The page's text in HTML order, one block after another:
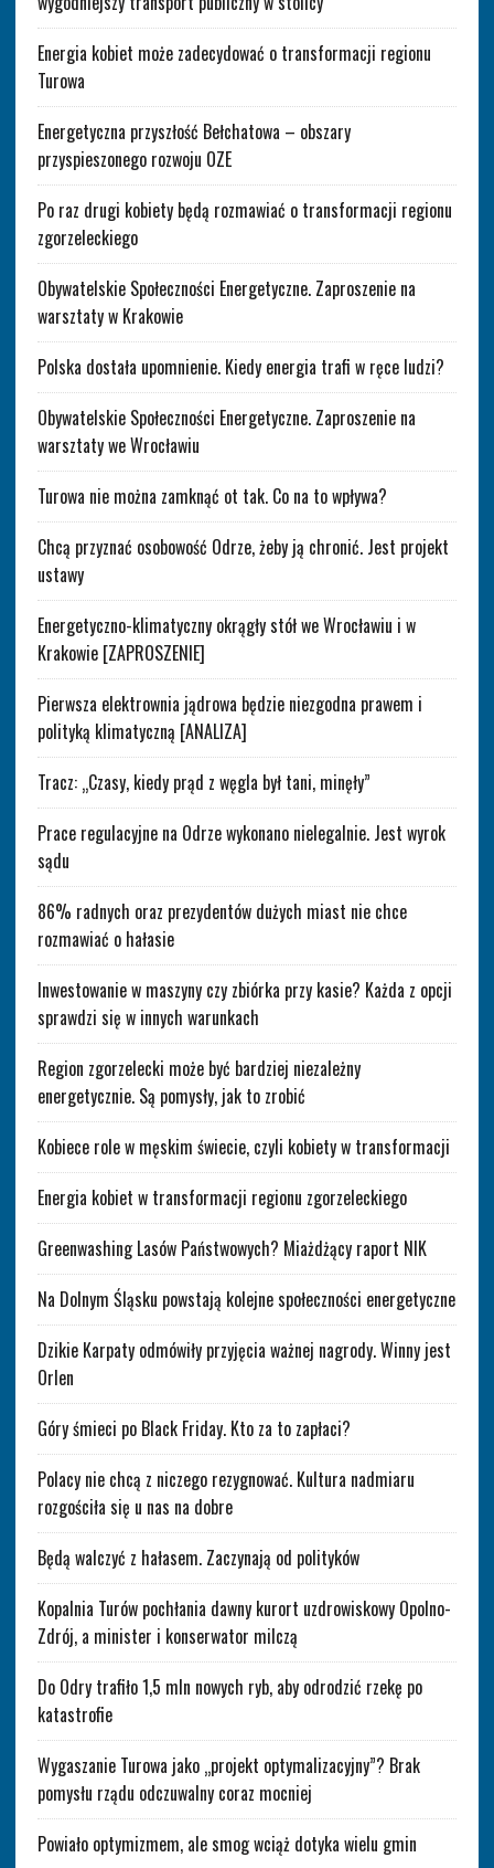
Energia kobiet może zadecydować o transformacji regionu
Turowa
Energetyczna przyszłość Bełchatowa – obszary
przyspieszonego rozwoju OZE
Po raz drugi kobiety będą rozmawiać o transformacji regionu
zgorzeleckiego
Obywatelskie Społeczności Energetyczne. Zaproszenie na
warsztaty w Krakowie
Polska dostała upomnienie. Kiedy energia trafi w ręce ludzi?
Obywatelskie Społeczności Energetyczne. Zaproszenie na
warsztaty we Wrocławiu
Turowa nie można zamknąć ot tak. Co na to wpływa?
Chcą przyznać osobowość Odrze, żeby ją chronić. Jest projekt
ustawy
Energetyczno-klimatyczny okrągły stół we Wrocławiu i w
Krakowie [ZAPROSZENIE]
Pierwsza elektrownia jądrowa będzie niezgodna prawem i
polityką klimatyczną [ANALIZA]
Tracz: „Czasy, kiedy prąd z węgla był tani, minęły”
Prace regulacyjne na Odrze wykonano nielegalnie. Jest wyrok
sądu
86% radnych oraz prezydentów dużych miast nie chce
rozmawiać o hałasie
Inwestowanie w maszyny czy zbiórka przy kasie? Każda z opcji
sprawdzi się w innych warunkach
Region zgorzelecki może być bardziej niezależny
energetycznie. Są pomysły, jak to zrobić
Kobiece role w męskim świecie, czyli kobiety w transformacji
Energia kobiet w transformacji regionu zgorzeleckiego
Greenwashing Lasów Państwowych? Miażdżący raport NIK
Na Dolnym Śląsku powstają kolejne społeczności energetyczne
Dzikie Karpaty odmówiły przyjęcia ważnej nagrody. Winny jest
Orlen
Góry śmieci po Black Friday. Kto za to zapłaci?
Polacy nie chcą z niczego rezygnować. Kultura nadmiaru
rozgościła się u nas na dobre
Będą walczyć z hałasem. Zaczynają od polityków
Kopalnia Turów pochłania dawny kurort uzdrowiskowy Opolno-
Zdrój, a minister i konserwator milczą
Do Odry trafiło 1,5 mln nowych ryb, aby odrodzić rzekę po
katastrofie
Wygaszanie Turowa jako „projekt optymalizacyjny”? Brak
pomysłu rządu odczuwalny coraz mocniej
Powiało optymizmem, ale smog wciąż dotyka wielu gmin